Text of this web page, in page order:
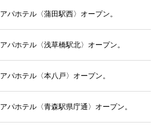
アパホテル〈蒲田駅西〉オープン。
アパホテル〈浅草橋駅北〉オープン。
アパホテル〈本八戸〉オープン。
アパホテル〈青森駅県庁通〉オープン。